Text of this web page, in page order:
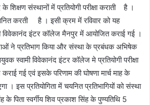
संस्थानों में प्रतियोगी परीक्षा कराती है ।
करती है । इसी क्रम में रविवार को यह
विवेकानंद इंटर कॉलेज मैनपुर में आयोजित कराई गई ।
ने प्रतिभाग किया और संस्था के प्रबंधक अभिषेक
स्वामी विवेकानंद इंटर कॉलेज मे प्रतियोगी परीक्षा
गई एवं इसके परिणाम की घोषणा मार्च माह के
। इस प्रतियोगिता में चयनित प्रतिभागियों को संस्था
पिता स्वर्गीय शिव प्रकाश सिंह के पुण्यतिथि 5